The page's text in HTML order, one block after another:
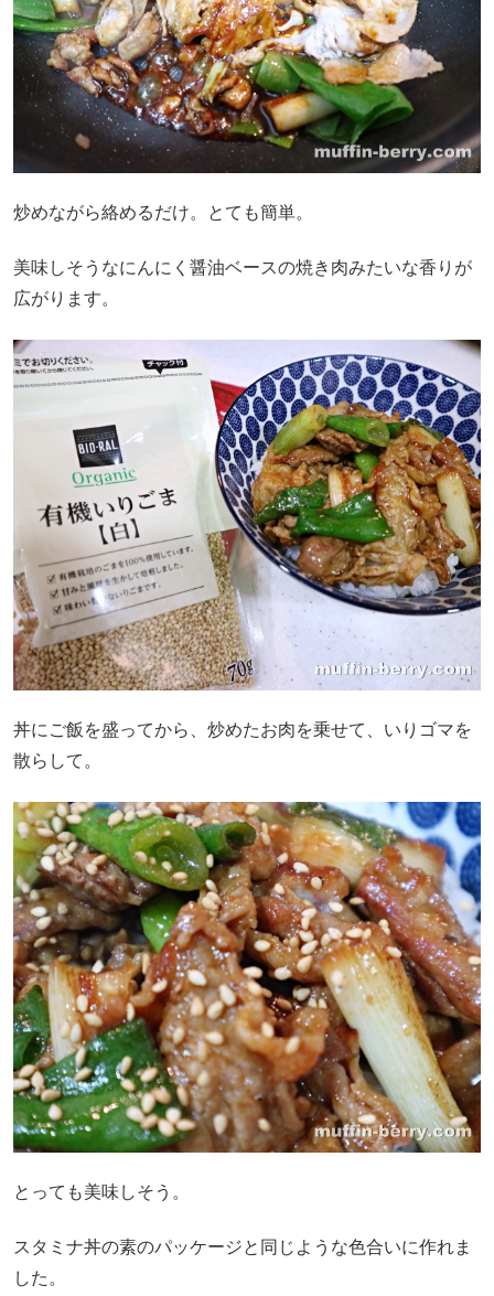
炒めながら絡めるだけ。とても簡単。
美味しそうなにんにく醤油ベースの焼き肉みたいな香りが
広がります。
丼にご飯を盛ってから、炒めたお肉を乗せて、いりゴマを
散らして。
とっても美味しそう。
スタミナ丼の素のパッケージと同じような色合いに作れま
した。